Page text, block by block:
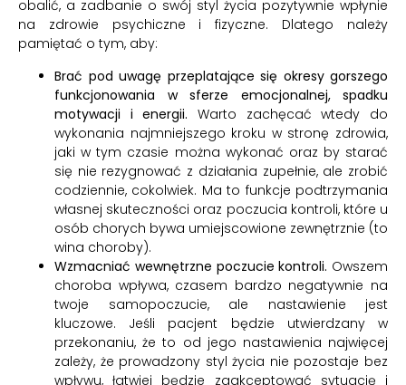
obalić, a zadbanie o swój styl życia pozytywnie wpłynie
na zdrowie psychiczne i fizyczne. Dlatego należy
pamiętać o tym, aby:
Brać pod uwagę przeplatające się okresy gorszego
funkcjonowania w sferze emocjonalnej, spadku
motywacji i energii. Warto zachęcać wtedy do
wykonania najmniejszego kroku w stronę zdrowia,
jaki w tym czasie można wykonać oraz by starać
się nie rezygnować z działania zupełnie, ale zrobić
codziennie, cokolwiek. Ma to funkcje podtrzymania
własnej skuteczności oraz poczucia kontroli, które u
osób chorych bywa umiejscowione zewnętrznie (to
wina choroby).
Wzmacniać wewnętrzne poczucie kontroli. Owszem
choroba wpływa, czasem bardzo negatywnie na
twoje samopoczucie, ale nastawienie jest
kluczowe. Jeśli pacjent będzie utwierdzany w
przekonaniu, że to od jego nastawienia najwięcej
zależy, że prowadzony styl życia nie pozostaje bez
wpływu, łatwiej będzie zaakceptować sytuację i